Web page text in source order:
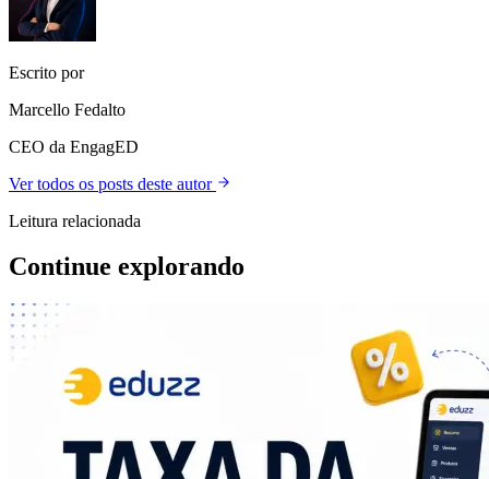
Escrito por
Marcello Fedalto
CEO da EngagED
Ver todos os posts deste autor
Leitura relacionada
Continue explorando